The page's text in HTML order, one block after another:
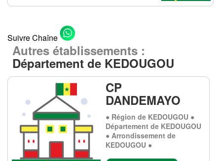
Suivre Chaîne
Autres établissements :
Département de KEDOUGOU
CP
DANDEMAYO
● Région de KEDOUGOU ●
Département de KEDOUGOU
● Arrondissement de
KEDOUGOU ●